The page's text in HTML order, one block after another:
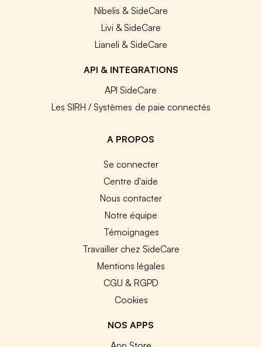
Nibelis & SideCare
Livi & SideCare
Lianeli & SideCare
API & INTEGRATIONS
API SideCare
Les SIRH / Systèmes de paie connectés
A PROPOS
Se connecter
Centre d'aide
Nous contacter
Notre équipe
Témoignages
Travailler chez SideCare
Mentions légales
CGU & RGPD
Cookies
NOS APPS